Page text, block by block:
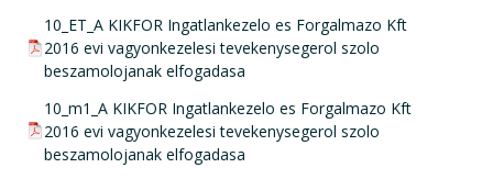
pdf csatolmány:
10_ET_A KIKFOR Ingatlankezelo es Forgalmazo Kft
2016 evi vagyonkezelesi tevekenysegerol szolo
beszamolojanak elfogadasa
pdf csatolmány:
10_m1_A KIKFOR Ingatlankezelo es Forgalmazo Kft
2016 evi vagyonkezelesi tevekenysegerol szolo
beszamolojanak elfogadasa